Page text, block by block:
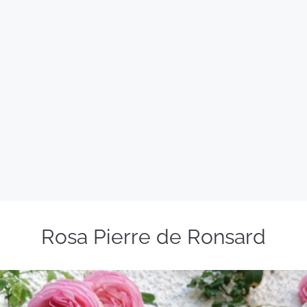
Rosa Pierre de Ronsard